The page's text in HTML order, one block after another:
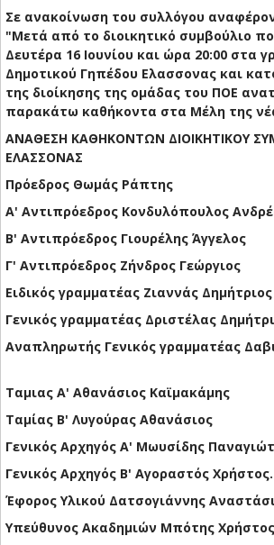
Σε ανακοίνωση του συλλόγου
"Μετά από το διοικητικό συμβούλιο
Δευτέρα 16 Ιουνίου και ώρα 20:00 στα
Δημοτικού Γηπέδου Ελασσονας και
της διοίκησης της ομάδας του ΠΟΕ
παρακάτω καθήκοντα στα Μέλη της
ΑΝΑΘΕΣΗ ΚΑΘΗΚOΝΤΩΝ ΔΙΟΙΚΗΤΙΚΟΥ
ΕΛΑΣΣΟΝΑΣ
Πρόεδρος Θωμάς Ράπτης
Α' Αντιπρόεδρος Κονδυλόπουλος
Β' Αντιπρόεδρος Γιουρέλης Άγγελος
Γ' Αντιπρόεδρος Ζήνδρος
Ειδικός γραμματέας Ζιαννάς Δημήτριος
Γενικός γραμματέας Δριστέλας
Αναπληρωτής Γενικός γραμματέας
Ταμιας Α' Αθανάσιος
Ταμίας Β' Λυγούρας
Γενικός Αρχηγός Α' Μωυσίδης
Γενικός Αρχηγός Β' Αγοραστός
Έφορος Υλικού
Υπεύθυνος Ακαδημιών Μπότης